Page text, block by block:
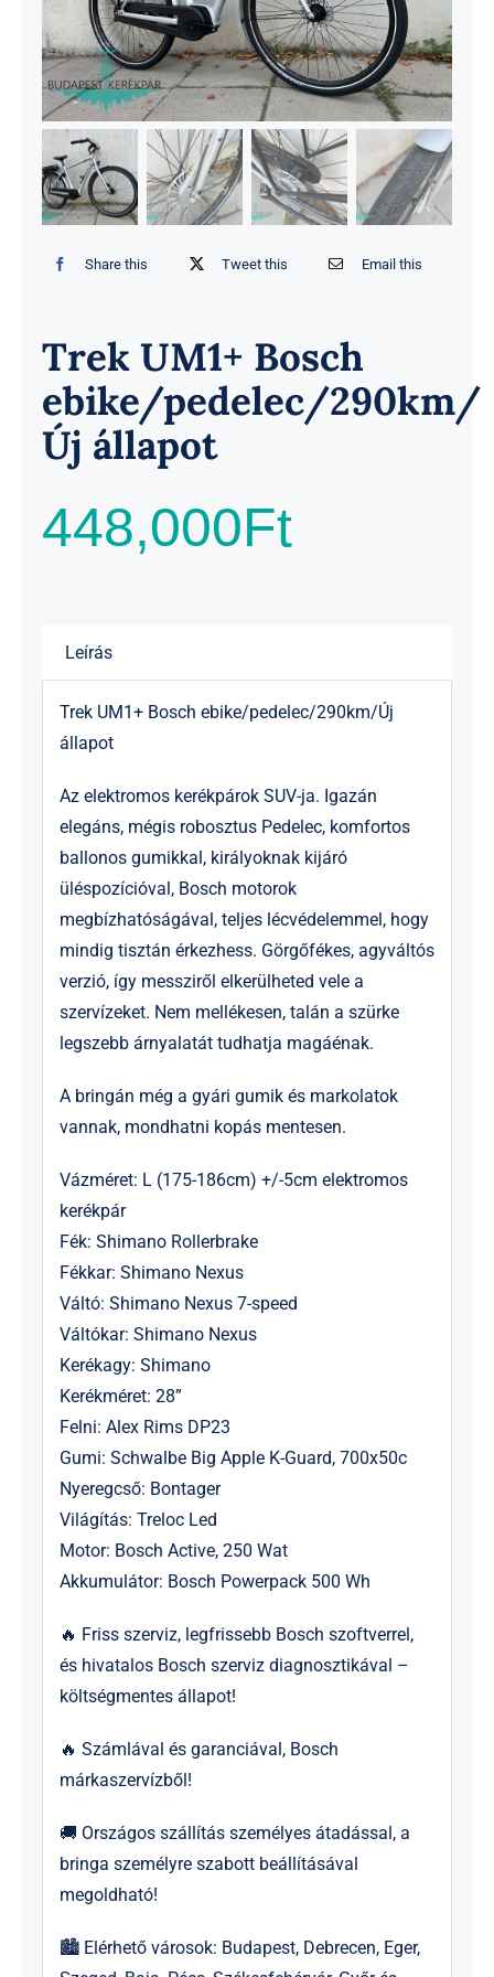
Share this Tweet this Email this
Trek UM1+ Bosch
ebike/pedelec/290km/
Új állapot
448,000Ft
Leírás
Trek UM1+ Bosch ebike/pedelec/290km/Új
állapot
Az elektromos kerékpárok SUV-ja. Igazán
elegáns, mégis robosztus Pedelec, komfortos
ballonos gumikkal, királyoknak kijáró
üléspozícióval, Bosch motorok
megbízhatóságával, teljes lécvédelemmel, hogy
mindig tisztán érkezhess. Görgőfékes, agyváltós
verzió, így messziről elkerülheted vele a
szervízeket. Nem mellékesen, talán a szürke
legszebb árnyalatát tudhatja magáénak.
A bringán még a gyári gumik és markolatok
vannak, mondhatni kopás mentesen.
Vázméret: L (175-186cm) +/-5cm elektromos
kerékpár
Fék: Shimano Rollerbrake
Fékkar: Shimano Nexus
Váltó: Shimano Nexus 7-speed
Váltókar: Shimano Nexus
Kerékagy: Shimano
Kerékméret: 28”
Felni: Alex Rims DP23
Gumi: Schwalbe Big Apple K-Guard, 700x50c
Nyeregcső: Bontager
Világítás: Treloc Led
Motor: Bosch Active, 250 Wat
Akkumulátor: Bosch Powerpack 500 Wh
🔥 Friss szerviz, legfrissebb Bosch szoftverrel,
és hivatalos Bosch szerviz diagnosztikával –
költségmentes állapot!
🔥 Számlával és garanciával, Bosch
márkaszervízből!
🚚 Országos szállítás személyes átadással, a
bringa személyre szabott beállításával
megoldható!
🏙 Elérhető városok: Budapest, Debrecen, Eger,